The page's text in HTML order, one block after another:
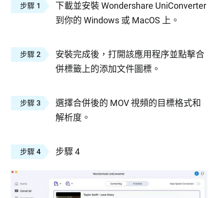
步驟 1
下載並安裝 Wondershare UniConverter
到你的 Windows 或 MacOS 上。
步驟 2
安裝完成後，打開該應用程序並點擊合
併標籤上的添加文件圖標。
步驟 3
選擇合併後的 MOV 視頻的目標格式和
解析度。
步驟 4 步驟 4